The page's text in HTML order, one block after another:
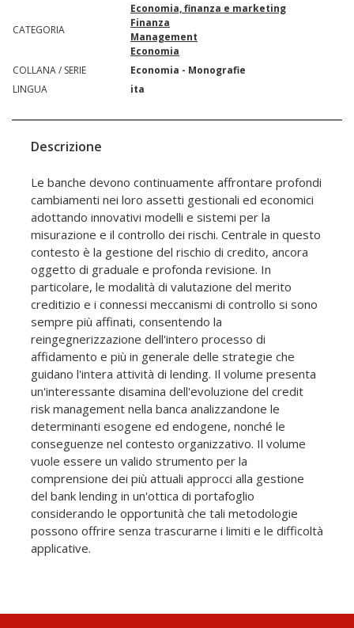
CATEGORIA
Economia, finanza e marketing
Finanza
Management
Economia
COLLANA / SERIE
Economia - Monografie
LINGUA
ita
Descrizione
Le banche devono continuamente affrontare profondi
cambiamenti nei loro assetti gestionali ed economici
adottando innovativi modelli e sistemi per la
misurazione e il controllo dei rischi. Centrale in questo
contesto è la gestione del rischio di credito, ancora
oggetto di graduale e profonda revisione. In
particolare, le modalità di valutazione del merito
creditizio e i connessi meccanismi di controllo si sono
sempre più affinati, consentendo la
reingegnerizzazione dell'intero processo di
affidamento e più in generale delle strategie che
guidano l'intera attività di lending. Il volume presenta
un'interessante disamina dell'evoluzione del credit
risk management nella banca analizzandone le
determinanti esogene ed endogene, nonché le
conseguenze nel contesto organizzativo. Il volume
vuole essere un valido strumento per la
comprensione dei più attuali approcci alla gestione
del bank lending in un'ottica di portafoglio
considerando le opportunità che tali metodologie
possono offrire senza trascurarne i limiti e le difficoltà
applicative.